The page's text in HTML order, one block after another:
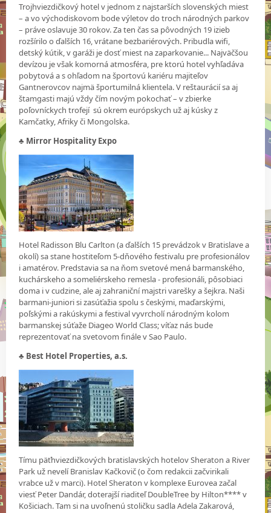
Trojhviezdičkový hotel v jednom z najstarších slovenských miest
– a vo východiskovom bode výletov do troch národných parkov
– práve oslavuje 30 rokov. Za ten čas sa pôvodných 19 izieb
rozšírilo o ďalších 16, vrátane bezbariérových. Pribudla wifi,
detský kútik, v garáži je dosť miest na zaparkovanie... Najväčšou
devízou je však komorná atmosféra, pre ktorú hotel vyhľadáva
pobytová a s ohľadom na športovú kariéru majiteľov
Gantnerovcov najmä športumilná klientela. V reštaurácií sa aj
štamgasti majú vždy čím novým pokochať – v zbierke
poľovníckych trofejí sú okrem európskych už aj kúsky z
Kamčatky, Afriky či Mongolska.
♣ Mirror Hospitality Expo
Hotel Radisson Blu Carlton (a ďalších 15 prevádzok v Bratislave a
okolí) sa stane hostiteľom 5-dňového festivalu pre profesionálov
i amatérov. Predstavia sa na ňom svetové mená barmanského,
kuchárskeho a someliérskeho remesla - profesionáli, pôsobiaci
doma i v cudzine, ale aj zahraniční majstri varešky a šejkra. Naši
barmani-juniori si zasúťažia spolu s českými, maďarskými,
poľskými a rakúskymi a festival vyvrcholí národným kolom
barmanskej súťaže Diageo World Class; víťaz nás bude
reprezentovať na svetovom finále v Sao Paulo.
♣ Best Hotel Properties, a.s.
Tímu päťhviezdičkových bratislavských hotelov Sheraton a River
Park už nevelí Branislav Kačkovič (o čom redakcii začvirikali
vrabce už v marci). Hotel Sheraton v komplexe Eurovea začal
viesť Peter Dandár, doterajší riaditeľ DoubleTree by Hilton**** v
Košiciach. Tam si na uvoľnenú stoličku sadla Adela Zakarová,